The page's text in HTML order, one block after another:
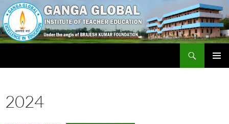
Skip
to
content
2024